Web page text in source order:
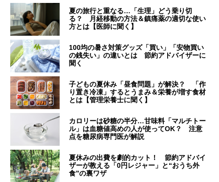
夏の旅行と重なる…「生理」どう乗り切
る？ 月経移動の方法＆鎮痛薬の適切な使い
方とは【医師に聞く】
100均の暑さ対策グッズ「買い」「安物買い
の銭失い」の違いとは 節約アドバイザーに
聞く
子どもの夏休み「昼食問題」が解決？ 「作
り置き冷凍」するとうまみ＆栄養が増す食材
とは【管理栄養士に聞く】
カロリーは砂糖の半分…甘味料「マルチトー
ル」は血糖値高めの人が使ってOK？ 注意
点を糖尿病専門医が解説
夏休みの出費を劇的カット！ 節約アドバイ
ザーが教える「0円レジャー」と“おうち外
食”の裏ワザ